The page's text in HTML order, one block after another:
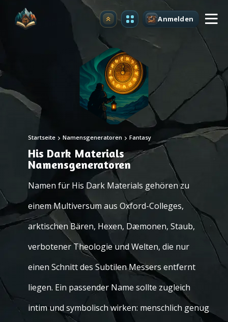
Upgrade Anmelden
Startseite Namensgeneratoren Fantasy
His Dark Materials
Namensgeneratoren
Namen für His Dark Materials gehören zu
einem Multiversum aus Oxford-Colleges,
arktischen Bären, Hexen, Dæmonen, Staub,
verbotener Theologie und Welten, die nur
einen Schnitt des Subtilen Messers entfernt
liegen. Ein passender Name sollte zugleich
intim und symbolisch wirken: menschlich genug